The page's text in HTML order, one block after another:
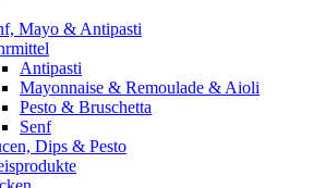
Mayo & Antipasti
Antipasti
Mayonnaise & Remoulade & Aioli
Pesto & Bruschetta
Senf
Dips & Pesto